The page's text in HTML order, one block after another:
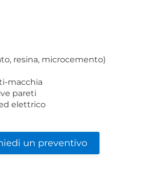
resina, microcemento)
macchia
pareti
elettrico
un preventivo